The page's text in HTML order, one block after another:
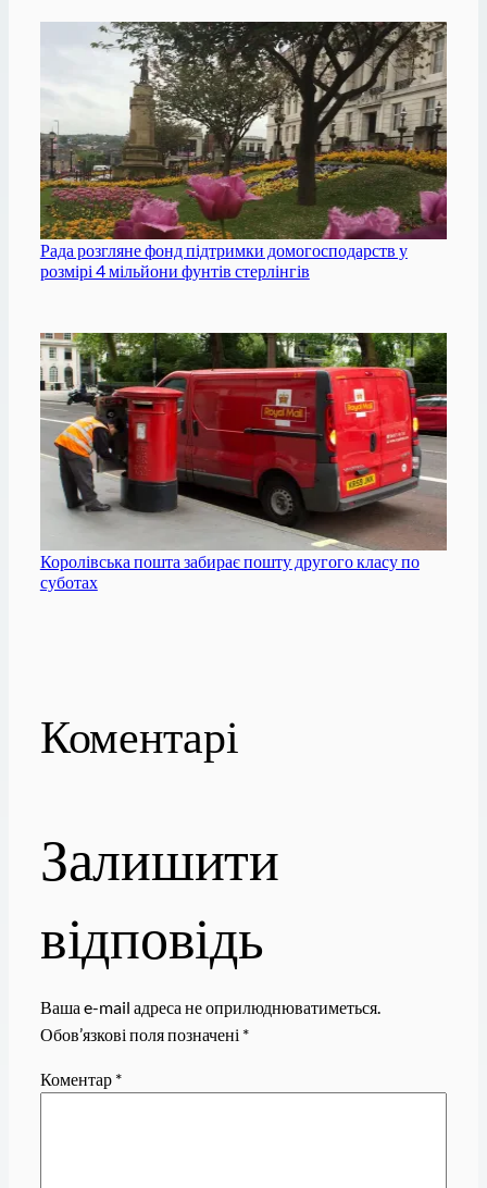
Рада розгляне фонд підтримки домогосподарств у
розмірі 4 мільйони фунтів стерлінгів
Королівська пошта забирає пошту другого класу по
суботах
Коментарі
Залишити
відповідь
Ваша e-mail адреса не оприлюднюватиметься.
Обов’язкові поля позначені *
Коментар *